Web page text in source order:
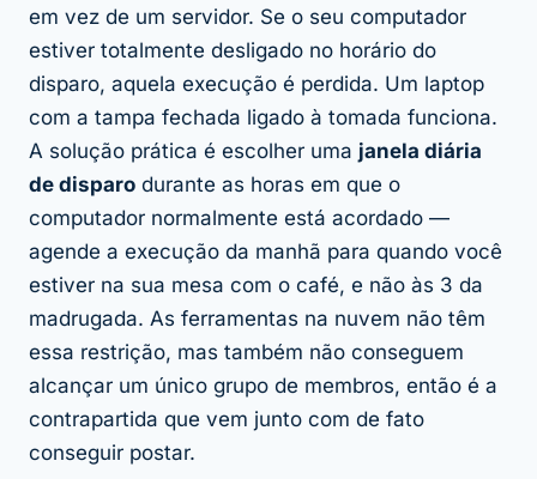
em vez de um servidor. Se o seu computador
estiver totalmente desligado no horário do
disparo, aquela execução é perdida. Um laptop
com a tampa fechada ligado à tomada funciona.
A solução prática é escolher uma janela diária
de disparo durante as horas em que o
computador normalmente está acordado —
agende a execução da manhã para quando você
estiver na sua mesa com o café, e não às 3 da
madrugada. As ferramentas na nuvem não têm
essa restrição, mas também não conseguem
alcançar um único grupo de membros, então é a
contrapartida que vem junto com de fato
conseguir postar.